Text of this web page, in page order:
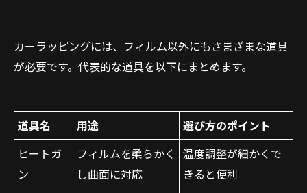
カーラッピングには、フィルム以外にもさまざまな道具
が必要です。代表的な道具を以下にまとめます。
道具名 用途
選び方のポイント
ヒートガ
ン
フィルムを柔らかく
し曲面に対応
温度調整が細かくで
きると便利